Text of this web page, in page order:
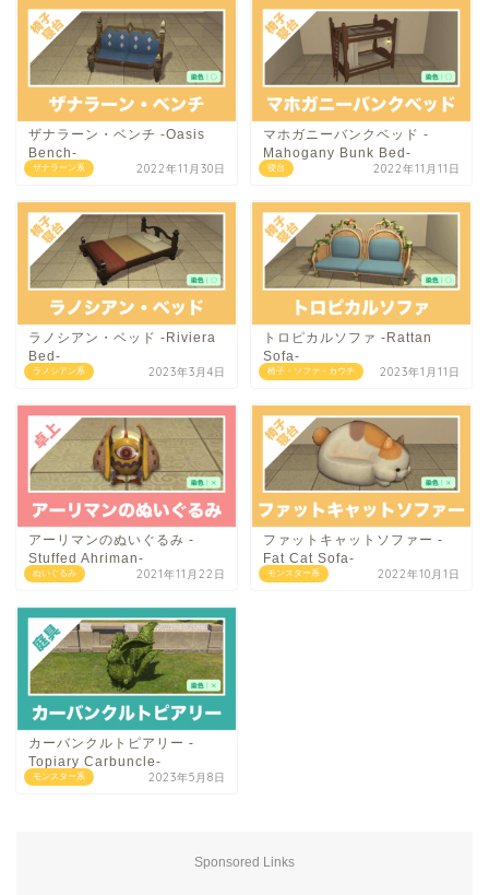
ザナラーン系
ザナラーン・ベンチ -Oasis
Bench-
2022年11月30日 寝台
マホガニーバンクベッド -
Mahogany Bunk Bed-
2022年11月11日
ラノシアン系
ラノシアン・ベッド -Riviera
Bed-
2023年3月4日 椅子・ソファ・カウチ
トロピカルソファ -Rattan
Sofa-
2023年1月11日
ぬいぐるみ
アーリマンのぬいぐるみ -
Stuffed Ahriman-
2021年11月22日 モンスター系
ファットキャットソファー -
Fat Cat Sofa-
2022年10月1日
モンスター系
カーバンクルトピアリー -
Topiary Carbuncle-
2023年5月8日
Sponsored Links